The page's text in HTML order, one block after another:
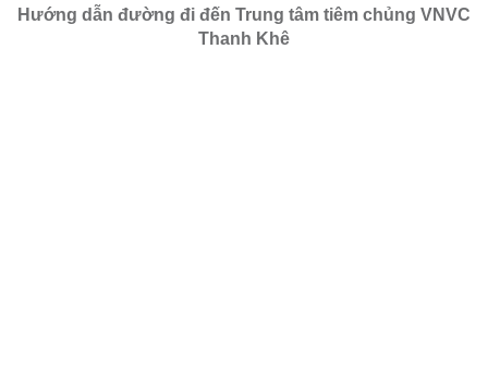
Hướng dẫn đường đi đến Trung tâm tiêm chủng VNVC
Thanh Khê